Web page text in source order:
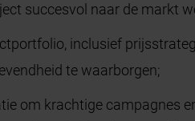
succesvol naar de markt
inclusief
te waarborgen;
om krachtige campagnes